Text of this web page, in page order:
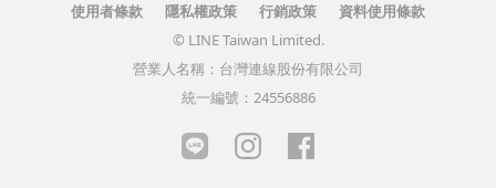
使用者條款 隱私權政策 行銷政策
資料使用條款
© LINE Taiwan Limited.
營業人名稱：台灣連線股份有限公司
統一編號：24556886